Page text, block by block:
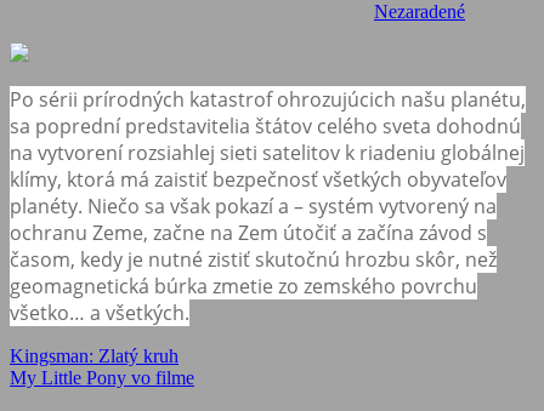
Nezaradené
Po sérii prírodných katastrof ohrozujúcich našu planétu,
sa poprední predstavitelia štátov celého sveta dohodnú
na vytvorení rozsiahlej sieti satelitov k riadeniu globálnej
klímy, ktorá má zaistiť bezpečnosť všetkých obyvateľov
planéty. Niečo sa však pokazí a – systém vytvorený na
ochranu Zeme, začne na Zem útočiť a začína závod s
časom, kedy je nutné zistiť skutočnú hrozbu skôr, než
geomagnetická búrka zmetie zo zemského povrchu
všetko… a všetkých.
Navigácia
v
Previous
Post:
Kingsman: Zlatý kruh
Next
My Little Pony vo filme